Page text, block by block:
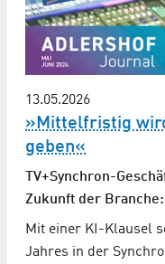
13.05.2026
»Mittelfristig
geben«
TV+Synchron-
Zukunft der Branche:
Mit einer KI-Klausel
Jahres in der